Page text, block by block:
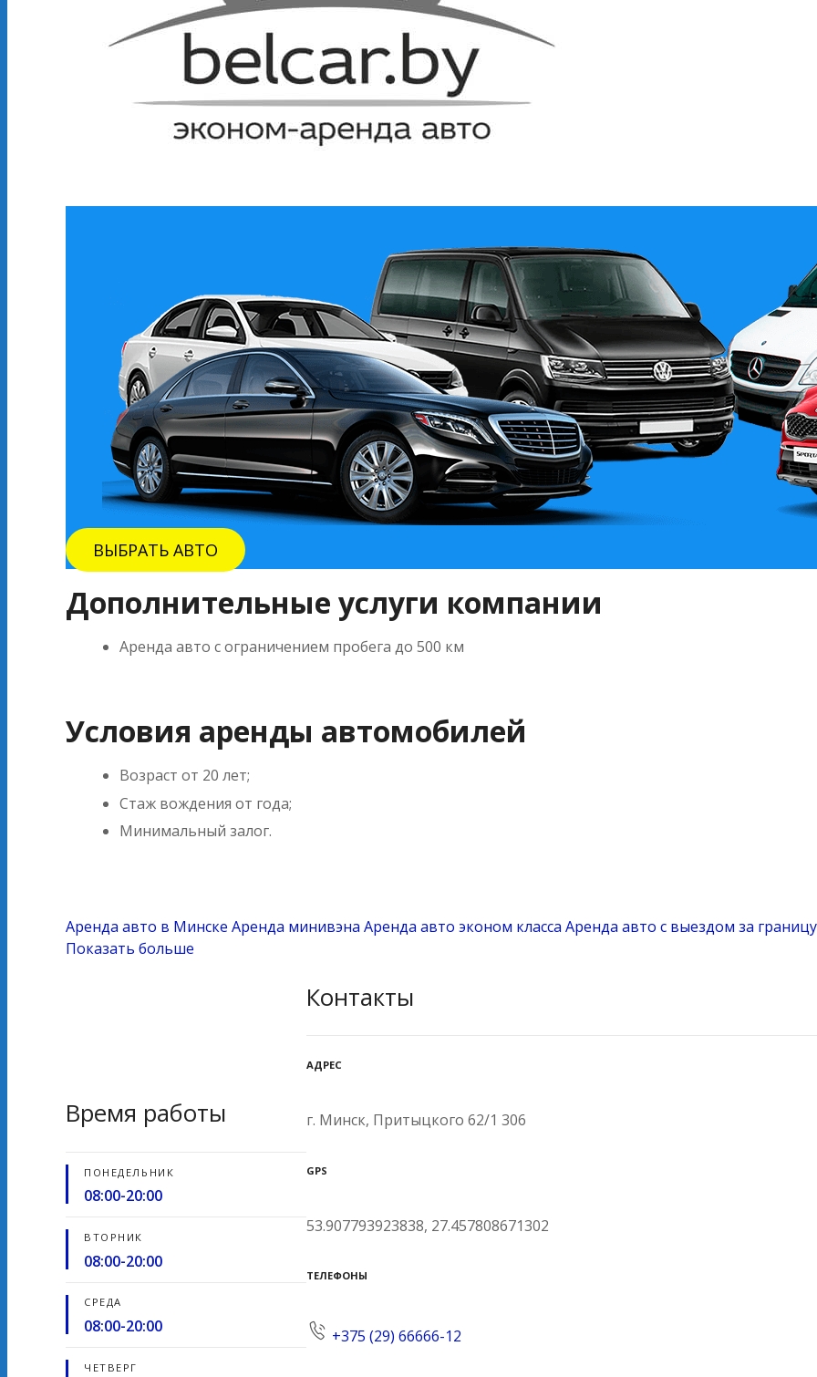
ВЫБРАТЬ АВТО
Дополнительные услуги компании
Аренда авто с ограничением пробега до 500 км
Условия аренды автомобилей
Возраст от 20 лет;
Стаж вождения от года;
Минимальный залог.
Аренда авто в Минске Аренда минивэна Аренда авто эконом класса Аренда авто с выездом за границу
Показать больше
Время работы
ПОНЕДЕЛЬНИК
08:00-20:00
ВТОРНИК
08:00-20:00
СРЕДА
08:00-20:00
ЧЕТВЕРГ
Контакты
АДРЕС
г. Минск, Притыцкого 62/1 306
GPS
53.907793923838, 27.457808671302
ТЕЛЕФОНЫ
+375 (29) 66666-12